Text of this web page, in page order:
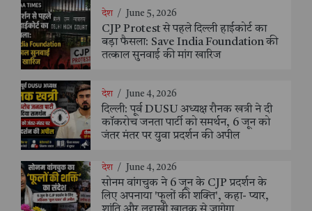
देश / June 5, 2026
CJP Protest से पहले दिल्ली हाईकोर्ट का
बड़ा फैसला: Save India Foundation की
तत्काल सुनवाई की मांग खारिज
देश / June 4, 2026
दिल्ली: पूर्व DUSU अध्यक्ष रौनक खत्री ने दी
कॉकरोच जनता पार्टी को समर्थन, 6 जून को
जंतर मंतर पर युवा प्रदर्शन की अपील
देश / June 4, 2026
सोनम वांगचुक ने 6 जून के CJP प्रदर्शन के
लिए अपनाया 'फूलों की शक्ति', कहा- प्यार,